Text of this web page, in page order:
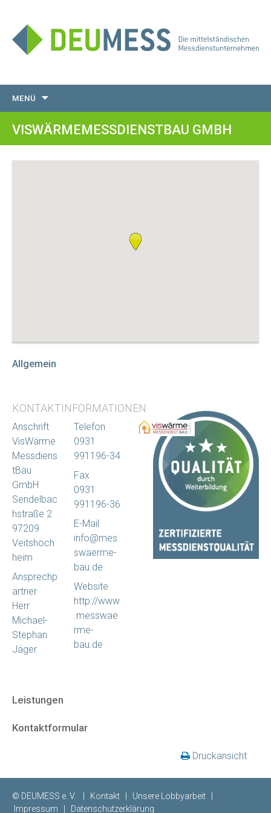
MENÜ
springen
VISWÄRMEMESSDIENSTBAU GMBH
Allgemein
KONTAKTINFORMATIONEN
Anschrift
VisWärme
Messdiens
tBau
GmbH
Sendelbac
hstraße 2
97209
Veitshöch
heim
Ansprechp
artner
Herr
Michael-
Stephan
Jäger
Telefon
0931
991196-34
Fax
0931
991196-36
E-Mail
info@mes
swaerme-
bau.de
Website
http://www
.messwae
rme-
bau.de
Leistungen
Kontaktformular
Druckansicht
© DEUMESS e. V. | Kontakt Unsere Lobbyarbeit
Impressum
Datenschutzerklärung